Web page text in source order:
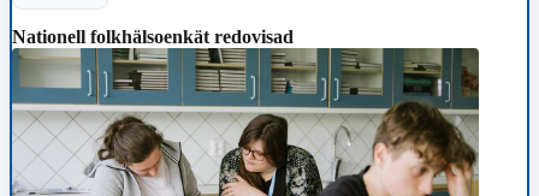
Nationell folkhälsoenkät redovisad